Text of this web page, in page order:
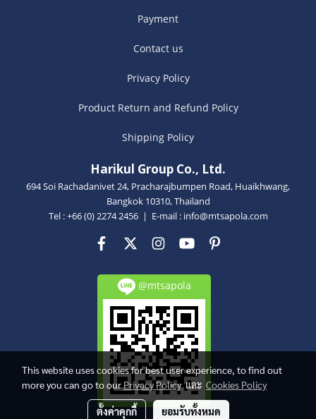
Payment
Contact us
Privacy Policy
Product Return and Refund Policy
Shipping Policy
Harikul Group Co., Ltd.
694 Soi Rachadanivet 24, Pracharajbumpen Road, Huaikhwang,
Bangkok 10310, Thailand
Tel : +66 (0) 2274 2456 | E-mail : info@mtsapola.com
@mtsapola
This website uses cookies for best user experience, to find out
more you can go to ourPrivacy Policyและ Cookies Policy
ตั้งค่าคุกกี้ ยอมรับทั้งหมด